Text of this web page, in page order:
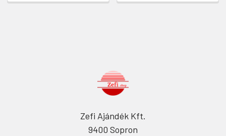
Zefi Ajándék Kft.
9400 Sopron